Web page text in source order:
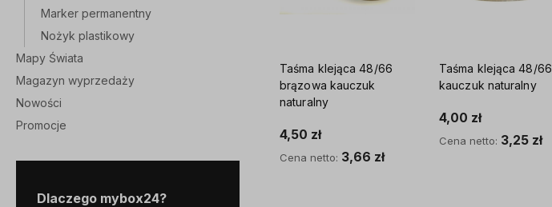
Marker permanentny
Nożyk plastikowy
Mapy Świata
Magazyn wyprzedaży
Nowości
Promocje
Dlaczego mybox24?
Taśma klejąca 48/66
brązowa kauczuk
naturalny
4,50 zł
Cena netto: 3,66 zł
Taśma klejąca 48/66
kauczuk naturalny
4,00 zł
Cena netto: 3,25 zł